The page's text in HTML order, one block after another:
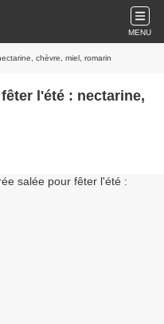
MENU
chèvre, miel, romarin
l'été : nectarine,